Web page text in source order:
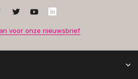
voor onze nieuwsbrief